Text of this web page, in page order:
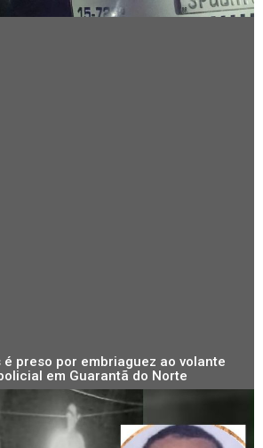
é preso por embriaguez ao volante
em Guarantã do Norte